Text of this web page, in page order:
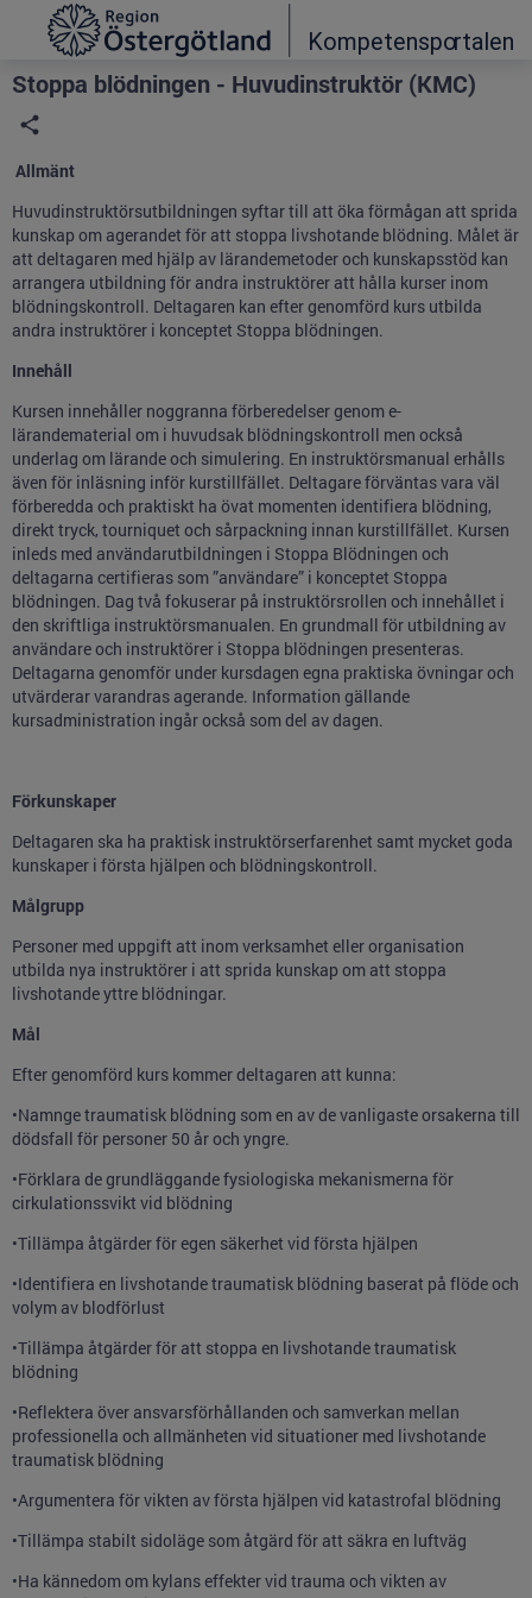
Grade
Portal
Stoppa blödningen - Huvudinstruktör (KMC)
Allmänt
Huvudinstruktörsutbildningen syftar till att öka förmågan att sprida
kunskap om agerandet för att stoppa livshotande blödning. Målet är
att deltagaren med hjälp av lärandemetoder och kunskapsstöd kan
arrangera utbildning för andra instruktörer att hålla kurser inom
blödningskontroll. Deltagaren kan efter genomförd kurs utbilda
andra instruktörer i konceptet Stoppa blödningen.
Innehåll
Kursen innehåller noggranna förberedelser genom e-
lärandematerial om i huvudsak blödningskontroll men också
underlag om lärande och simulering. En instruktörsmanual erhålls
även för inläsning inför kurstillfället. Deltagare förväntas vara väl
förberedda och praktiskt ha övat momenten identifiera blödning,
direkt tryck, tourniquet och sårpackning innan kurstillfället. Kursen
inleds med användarutbildningen i Stoppa Blödningen och
deltagarna certifieras som ”användare” i konceptet Stoppa
blödningen. Dag två fokuserar på instruktörsrollen och innehållet i
den skriftliga instruktörsmanualen. En grundmall för utbildning av
användare och instruktörer i Stoppa blödningen presenteras.
Deltagarna genomför under kursdagen egna praktiska övningar och
utvärderar varandras agerande. Information gällande
kursadministration ingår också som del av dagen.
Förkunskaper
Deltagaren ska ha praktisk instruktörserfarenhet samt mycket goda
kunskaper i första hjälpen och blödningskontroll.
Målgrupp
Personer med uppgift att inom verksamhet eller organisation
utbilda nya instruktörer i att sprida kunskap om att stoppa
livshotande yttre blödningar.
Mål
Efter genomförd kurs kommer deltagaren att kunna:
•Namnge traumatisk blödning som en av de vanligaste orsakerna till
dödsfall för personer 50 år och yngre.
•Förklara de grundläggande fysiologiska mekanismerna för
cirkulationssvikt vid blödning
•Tillämpa åtgärder för egen säkerhet vid första hjälpen
•Identifiera en livshotande traumatisk blödning baserat på flöde och
volym av blodförlust
•Tillämpa åtgärder för att stoppa en livshotande traumatisk
blödning
•Reflektera över ansvarsförhållanden och samverkan mellan
professionella och allmänheten vid situationer med livshotande
traumatisk blödning
•Argumentera för vikten av första hjälpen vid katastrofal blödning
•Tillämpa stabilt sidoläge som åtgärd för att säkra en luftväg
•Ha kännedom om kylans effekter vid trauma och vikten av